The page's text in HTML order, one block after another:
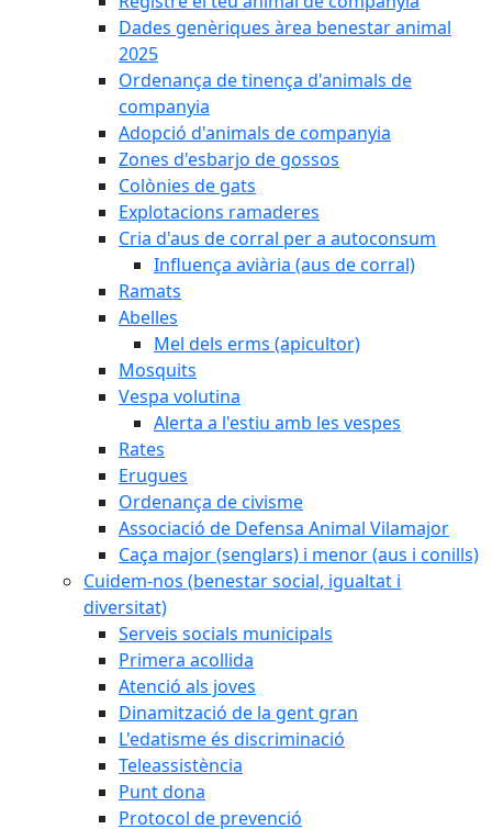
Dades genèriques àrea benestar animal
2025
Ordenança de tinença d'animals de
companyia
Adopció d'animals de companyia
Zones d'esbarjo de gossos
Colònies de gats
Explotacions ramaderes
Cria d'aus de corral per a autoconsum
Influença aviària (aus de corral)
Ramats
Abelles
Mel dels erms (apicultor)
Mosquits
Vespa volutina
Alerta a l'estiu amb les vespes
Rates
Erugues
Ordenança de civisme
Associació de Defensa Animal Vilamajor
Caça major (senglars) i menor (aus i conills)
Cuidem-nos (benestar social, igualtat i
diversitat)
Serveis socials municipals
Primera acollida
Atenció als joves
Dinamització de la gent gran
L'edatisme és discriminació
Teleassistència
Punt dona
Protocol de prevenció